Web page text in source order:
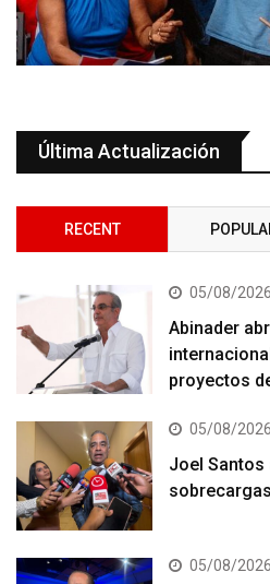
Última Actualización
RECENT
05/08/2026
Abinader
proyectos
05/08/2026
Joel Santos
05/08/2026